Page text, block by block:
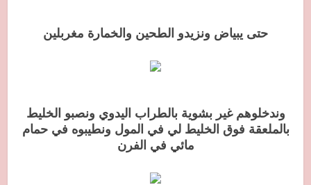
حتى يبياض ونزيدو الطحين والخمارة مغربلين
وندخلوهم غير بشوية بالطراب اليدوي ونصبو الخليط
بالملعقة فوق الخليط لي في المول ونطيبوه في حمام
مائي في الفرن